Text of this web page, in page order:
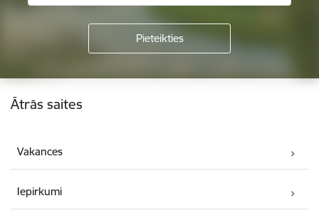
Kājene
Ātrās saites
Vakances
Iepirkumi